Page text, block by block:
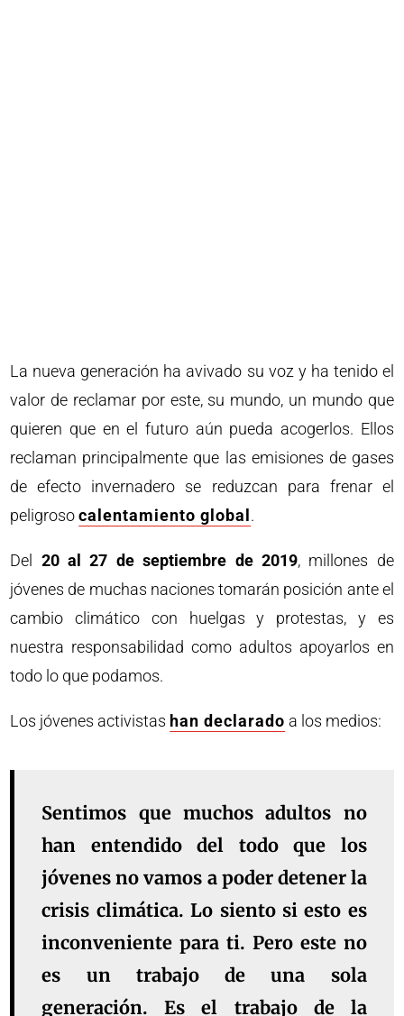
La nueva generación ha avivado su voz y ha tenido el
valor de reclamar por este, su mundo, un mundo que
quieren que en el futuro aún pueda acogerlos. Ellos
reclaman principalmente que las emisiones de gases
de efecto invernadero se reduzcan para frenar el
peligrosocalentamiento global .
Del 20 al 27 de septiembre de 2019, millones de
jóvenes de muchas naciones tomarán posición ante el
cambio climático con huelgas y protestas, y es
nuestra responsabilidad como adultos apoyarlos en
todo lo que podamos.
Los jóvenes activistas han declarado a los medios:
Sentimos que muchos adultos no
han entendido del todo que los
jóvenes no vamos a poder detener la
crisis climática. Lo siento si esto es
inconveniente para ti. Pero este no
es un trabajo de una sola
generación. Es el trabajo de la